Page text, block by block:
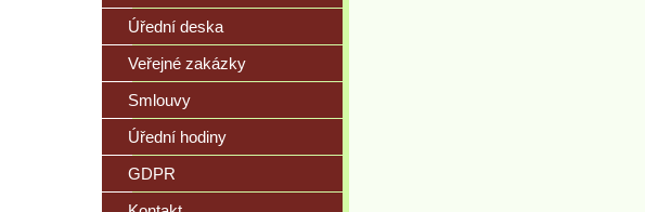
Úřední deska
Veřejné zakázky
Smlouvy
Úřední hodiny
GDPR